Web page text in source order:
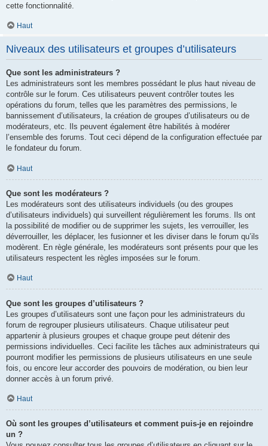
cette fonctionnalité.
Haut
Niveaux des utilisateurs et groupes d’utilisateurs
Que sont les administrateurs ?
Les administrateurs sont les membres possédant le plus haut niveau de
contrôle sur le forum. Ces utilisateurs peuvent contrôler toutes les
opérations du forum, telles que les paramètres des permissions, le
bannissement d’utilisateurs, la création de groupes d’utilisateurs ou de
modérateurs, etc. Ils peuvent également être habilités à modérer
l’ensemble des forums. Tout ceci dépend de la configuration effectuée par
le fondateur du forum.
Haut
Que sont les modérateurs ?
Les modérateurs sont des utilisateurs individuels (ou des groupes
d’utilisateurs individuels) qui surveillent régulièrement les forums. Ils ont
la possibilité de modifier ou de supprimer les sujets, les verrouiller, les
déverrouiller, les déplacer, les fusionner et les diviser dans le forum qu’ils
modèrent. En règle générale, les modérateurs sont présents pour que les
utilisateurs respectent les règles imposées sur le forum.
Haut
Que sont les groupes d’utilisateurs ?
Les groupes d’utilisateurs sont une façon pour les administrateurs du
forum de regrouper plusieurs utilisateurs. Chaque utilisateur peut
appartenir à plusieurs groupes et chaque groupe peut détenir des
permissions individuelles. Ceci facilite les tâches aux administrateurs qui
pourront modifier les permissions de plusieurs utilisateurs en une seule
fois, ou encore leur accorder des pouvoirs de modération, ou bien leur
donner accès à un forum privé.
Haut
Où sont les groupes d’utilisateurs et comment puis-je en rejoindre
un ?